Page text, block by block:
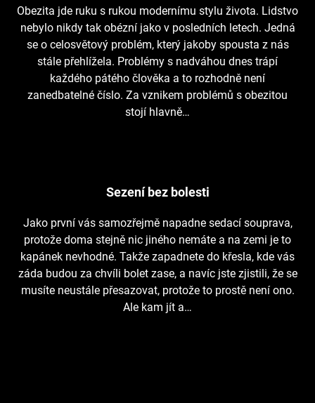
Obezita jde ruku s rukou modernímu stylu života. Lidstvo
nebylo nikdy tak obézní jako v posledních letech. Jedná
se o celosvětový problém, který jakoby spousta z nás
stále přehlížela. Problémy s nadváhou dnes trápí
každého pátého člověka a to rozhodně není
zanedbatelné číslo. Za vznikem problémů s obezitou
stojí hlavně…
Sezení bez bolesti
Jako první vás samozřejmě napadne sedací souprava,
protože doma stejně nic jiného nemáte a na zemi je to
kapánek nevhodné. Takže zapadnete do křesla, kde vás
záda budou za chvíli bolet zase, a navíc jste zjistili, že se
musíte neustále přesazovat, protože to prostě není ono.
Ale kam jít a…